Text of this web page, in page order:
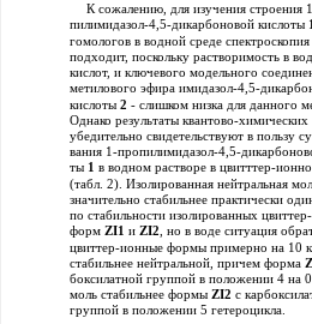
К сожалению, для изучения строения
пилимидазол-4,5-дикарбоновой кислоты
гомологов в водной среде
подходит, поскольку растворимость в
кислот, и ключевого модельного
метилового эфира имидазол-4,5-
кислоты 2 - слишком низка для данного
Однако результаты квантово-химических
убедительно свидетельствуют в пользу
вания 1-пропилимидазол-4,5-
ты 1 в водном растворе в цвитттер-
(табл. 2). Изолированная нейтральная
значительно стабильнее практически
по стабильности изолированных
форм ZI1 и ZI2 , но в воде ситуация
цвиттер-ионные формы примерно на 10
стабильнее нейтральной, причем форма
боксилатной группой в положении 4 на
моль стабильнее формы ZI2 с
группой в положении 5 гетероцикла.